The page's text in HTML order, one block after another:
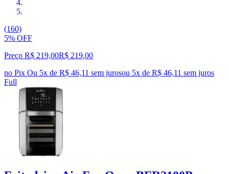
(160)
5% OFF
Preço R$ 219,00R$ 219,00
no Pix Ou 5x de R$ 46,11 sem jurosou 5x de R$ 46,11 sem juros
Full